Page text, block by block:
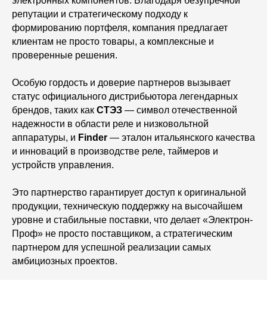
репутации и стратегическому подходу к
формированию портфеля, компания предлагает
клиентам не просто товары, а комплексные и
проверенные решения.
Особую гордость и доверие партнеров вызывает
статус официального дистрибьютора легендарных
брендов, таких как СТЭЗ — символ отечественной
надежности в области реле и низковольтной
аппаратуры, и Finder — эталон итальянского качества
и инноваций в производстве реле, таймеров и
устройств управления.
Это партнерство гарантирует доступ к оригинальной
продукции, техническую поддержку на высочайшем
уровне и стабильные поставки, что делает «Электрон-
Проф» не просто поставщиком, а стратегическим
партнером для успешной реализации самых
амбициозных проектов.